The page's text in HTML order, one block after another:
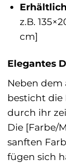
z.B.
cm]
Elegantes
Neben
besticht die
durch ihr
Die [Farbe/
sanften
fügen sich